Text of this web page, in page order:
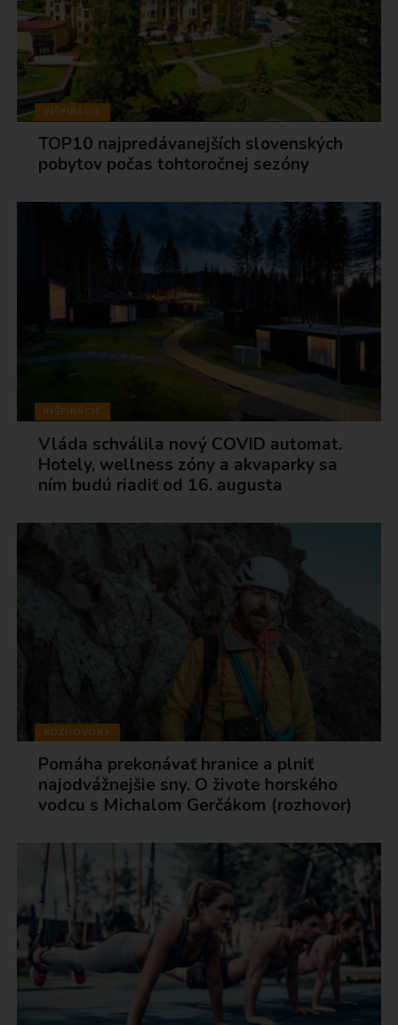
INŠPIRÁCIE
TOP10 najpredávanejších slovenských
pobytov počas tohtoročnej sezóny
INŠPIRÁCIE
Vláda schválila nový COVID automat.
Hotely, wellness zóny a akvaparky sa
ním budú riadiť od 16. augusta
ROZHOVORY
Pomáha prekonávať hranice a plniť
najodvážnejšie sny. O živote horského
vodcu s Michalom Gerčákom (rozhovor)